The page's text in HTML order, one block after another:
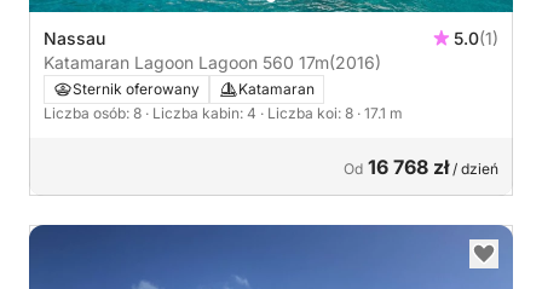
Nassau 5.0(1)
Katamaran Lagoon Lagoon 560 17m(2016)
Sternik oferowany
Katamaran
Liczba osób: 8 · Liczba kabin: 4 · Liczba koi: 8 · 17.1 m
Od 16 768 zł/ dzień